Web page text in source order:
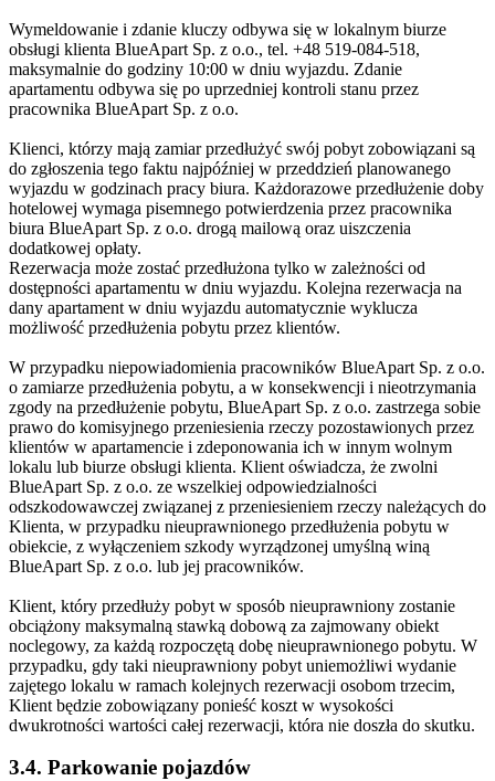
Wymeldowanie i zdanie kluczy odbywa się w lokalnym biurze
obsługi klienta BlueApart Sp. z o.o., tel. +48 519-084-518,
maksymalnie do godziny 10:00 w dniu wyjazdu. Zdanie
apartamentu odbywa się po uprzedniej kontroli stanu przez
pracownika BlueApart Sp. z o.o.
Klienci, którzy mają zamiar przedłużyć swój pobyt zobowiązani są
do zgłoszenia tego faktu najpóźniej w przeddzień planowanego
wyjazdu w godzinach pracy biura. Każdorazowe przedłużenie doby
hotelowej wymaga pisemnego potwierdzenia przez pracownika
biura BlueApart Sp. z o.o. drogą mailową oraz uiszczenia
dodatkowej opłaty.
Rezerwacja może zostać przedłużona tylko w zależności od
dostępności apartamentu w dniu wyjazdu. Kolejna rezerwacja na
dany apartament w dniu wyjazdu automatycznie wyklucza
możliwość przedłużenia pobytu przez klientów.
W przypadku niepowiadomienia pracowników BlueApart Sp. z o.o.
o zamiarze przedłużenia pobytu, a w konsekwencji i nieotrzymania
zgody na przedłużenie pobytu, BlueApart Sp. z o.o. zastrzega sobie
prawo do komisyjnego przeniesienia rzeczy pozostawionych przez
klientów w apartamencie i zdeponowania ich w innym wolnym
lokalu lub biurze obsługi klienta. Klient oświadcza, że zwolni
BlueApart Sp. z o.o. ze wszelkiej odpowiedzialności
odszkodowawczej związanej z przeniesieniem rzeczy należących do
Klienta, w przypadku nieuprawnionego przedłużenia pobytu w
obiekcie, z wyłączeniem szkody wyrządzonej umyślną winą
BlueApart Sp. z o.o. lub jej pracowników.
Klient, który przedłuży pobyt w sposób nieuprawniony zostanie
obciążony maksymalną stawką dobową za zajmowany obiekt
noclegowy, za każdą rozpoczętą dobę nieuprawnionego pobytu. W
przypadku, gdy taki nieuprawniony pobyt uniemożliwi wydanie
zajętego lokalu w ramach kolejnych rezerwacji osobom trzecim,
Klient będzie zobowiązany ponieść koszt w wysokości
dwukrotności wartości całej rezerwacji, która nie doszła do skutku.
3.4. Parkowanie pojazdów